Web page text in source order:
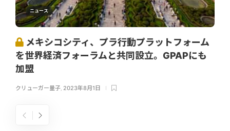
ニュース
メキシコシティ、プラ行動プラットフォーム
を世界経済フォーラムと共同設立。GPAPにも
加盟
クリューガー量子 2023年8月1日